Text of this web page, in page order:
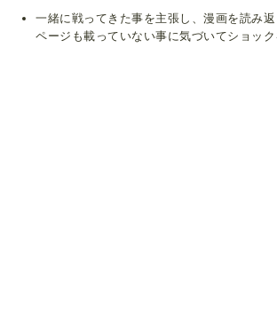
一緒に戦ってきた事を主張し、漫画を読み
ページも載っていない事に気づいてショック